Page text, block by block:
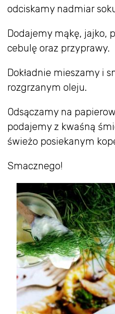
odciskamy nadmiar
Dodajemy mąkę, jajko,
cebulę oraz przyprawy.
Dokładnie mieszamy i
rozgrzanym oleju.
Odsączamy na
podajemy z kwaśną
świeżo posiekanym
Smacznego!